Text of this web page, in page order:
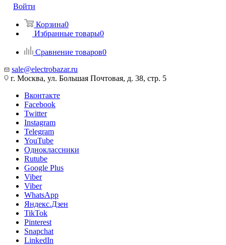
Войти
Корзина0
Избранные товары0
Сравнение товаров0
sale@electrobazar.ru
г. Москва, ул. Большая Почтовая, д. 38, стр. 5
Вконтакте
Facebook
Twitter
Instagram
Telegram
YouTube
Одноклассники
Rutube
Google Plus
Viber
Viber
WhatsApp
Яндекс.Дзен
TikTok
Pinterest
Snapchat
LinkedIn